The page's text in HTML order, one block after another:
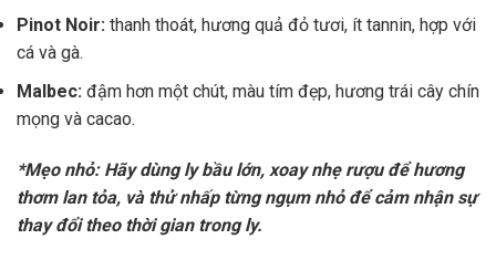
Pinot Noir: thanh thoát, hương quả đỏ tươi, ít tannin, hợp với
cá và gà.
Malbec: đậm hơn một chút, màu tím đẹp, hương trái cây chín
mọng và cacao.
*Mẹo nhỏ: Hãy dùng ly bầu lớn, xoay nhẹ rượu để hương
thơm lan tỏa, và thử nhấp từng ngụm nhỏ để cảm nhận sự
thay đổi theo thời gian trong ly.